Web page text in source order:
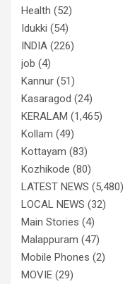
Health (52)
Idukki (54)
INDIA (226)
job (4)
Kannur (51)
Kasaragod (24)
KERALAM (1,465)
Kollam (49)
Kottayam (83)
Kozhikode (80)
LATEST NEWS (5,480)
LOCAL NEWS (32)
Main Stories (4)
Malappuram (47)
Mobile Phones (2)
MOVIE (29)